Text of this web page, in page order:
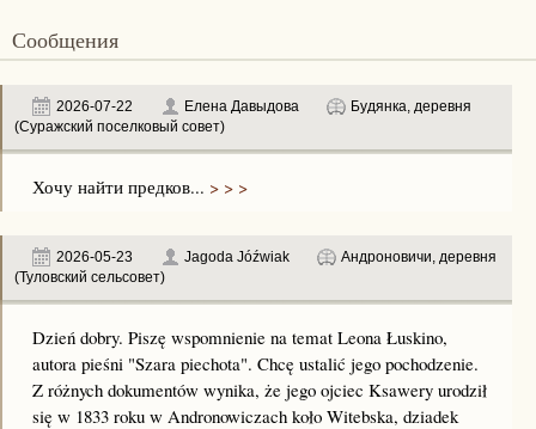
Сообщения
2026-07-22 Елена Давыдова
Будянка, деревня
(Суражский поселковый совет)
Хочу найти предков... > > >
2026-05-23 Jagoda Jóźwiak
Андроновичи, деревня
(Туловский сельсовет)
Dzień dobry. Piszę wspomnienie na temat Leona Łuskino,
autora pieśni "Szara piechota". Chcę ustalić jego pochodzenie.
Z różnych dokumentów wynika, że jego ojciec Ksawery urodził
się w 1833 roku w Andronowiczach koło Witebska, dziadek